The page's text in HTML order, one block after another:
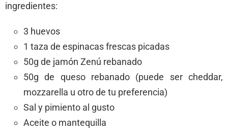
ingredientes:
3 huevos
1 taza de espinacas frescas picadas
50g de jamón Zenú rebanado
50g de queso rebanado (puede ser cheddar,
mozzarella u otro de tu preferencia)
Sal y pimiento al gusto
Aceite o mantequilla